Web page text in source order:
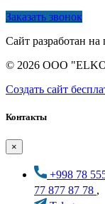
Заказать звонок
Сайт разработан
© 2026 OOO
Создать cайт
Контакты
×
+998 78
77 877 87 78 ,